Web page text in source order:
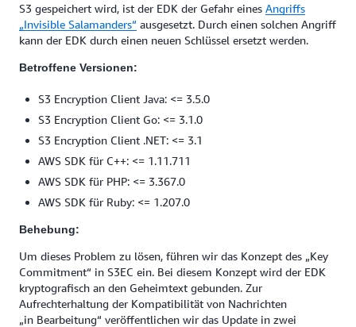
S3 gespeichert wird, ist der EDK der Gefahr eines Angriffs
„Invisible Salamanders“ ausgesetzt. Durch einen solchen Angriff
kann der EDK durch einen neuen Schlüssel ersetzt werden.
Betroffene Versionen:
S3 Encryption Client Java: <= 3.5.0
S3 Encryption Client Go: <= 3.1.0
S3 Encryption Client .NET: <= 3.1
AWS SDK für C++: <= 1.11.711
AWS SDK für PHP: <= 3.367.0
AWS SDK für Ruby: <= 1.207.0
Behebung:
Um dieses Problem zu lösen, führen wir das Konzept des „Key
Commitment“ in S3EC ein. Bei diesem Konzept wird der EDK
kryptografisch an den Geheimtext gebunden. Zur
Aufrechterhaltung der Kompatibilität von Nachrichten
„in Bearbeitung“ veröffentlichen wir das Update in zwei